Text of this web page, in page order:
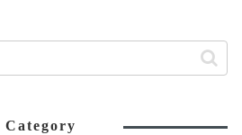
Category